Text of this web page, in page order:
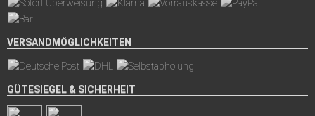
VERSANDMÖGLICHKEITEN
GÜTESIEGEL & SICHERHEIT